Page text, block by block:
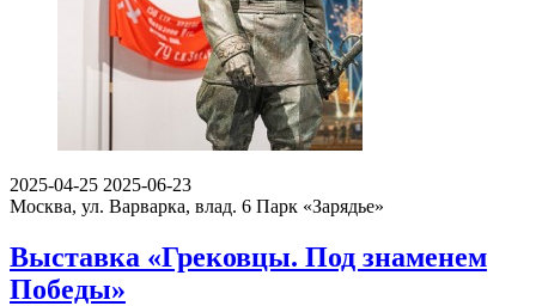
2025-04-25 2025-06-23
Москва, ул. Варварка, влад. 6 Парк «Зарядье»
Выставка «Грековцы. Под знаменем
Победы»